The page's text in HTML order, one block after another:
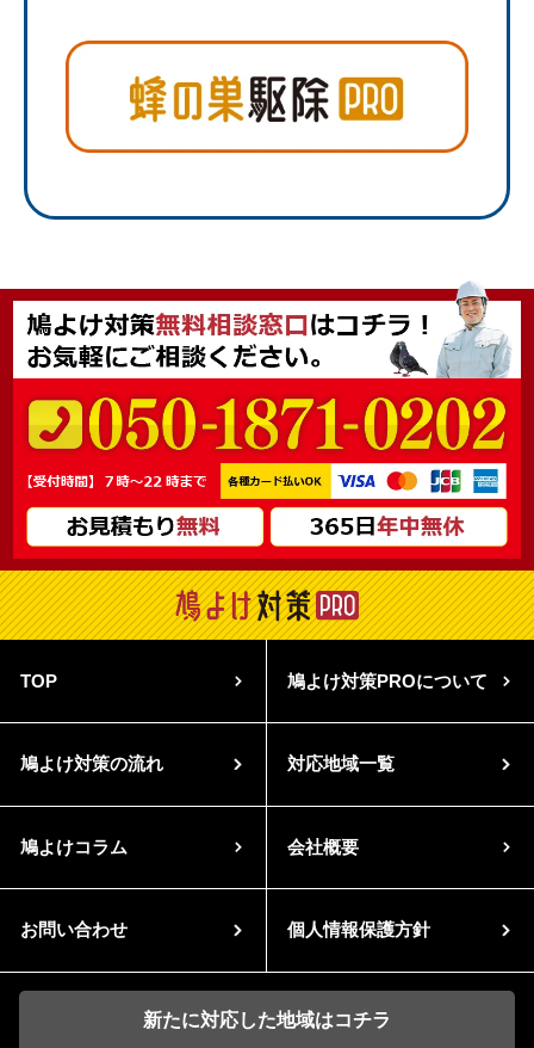
TOP 鳩よけ対策PROについて
鳩よけ対策の流れ 対応地域一覧
鳩よけコラム 会社概要
お問い合わせ 個人情報保護方針
新たに対応した地域はコチラ